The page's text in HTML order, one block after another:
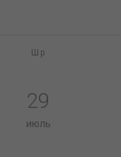
Шр
29
июль